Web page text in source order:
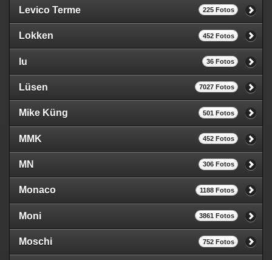
Levico Terme 225 Fotos
Lokken 452 Fotos
lu 36 Fotos
Lüsen 7027 Fotos
Mike Küng 501 Fotos
MMK 452 Fotos
MN 306 Fotos
Monaco 1188 Fotos
Moni 3861 Fotos
Moschi 752 Fotos